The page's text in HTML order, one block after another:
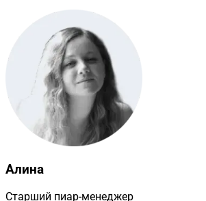
Алина
Старший пиар-менеджер